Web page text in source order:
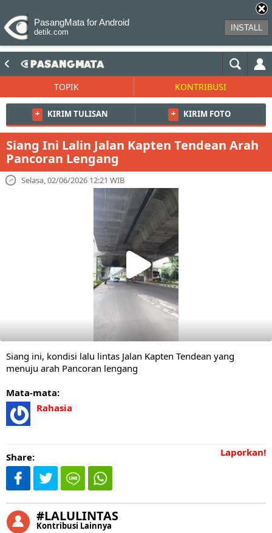
PasangMata for Android
detik.com INSTALL
TOPIK KONTRIBUSI
+ KIRIM TULISAN + KIRIM FOTO
Siang Ini Lalin Jalan Kapten Tendean Arah
Pancoran Lengang
Selasa, 02/06/2026 12:21 WIB
Siang ini, kondisi lalu lintas Jalan Kapten Tendean yang
menuju arah Pancoran lengang
Mata-mata:
Rahasia
Laporkan!
Share:
#LALULINTAS
Kontribusi Lainnya